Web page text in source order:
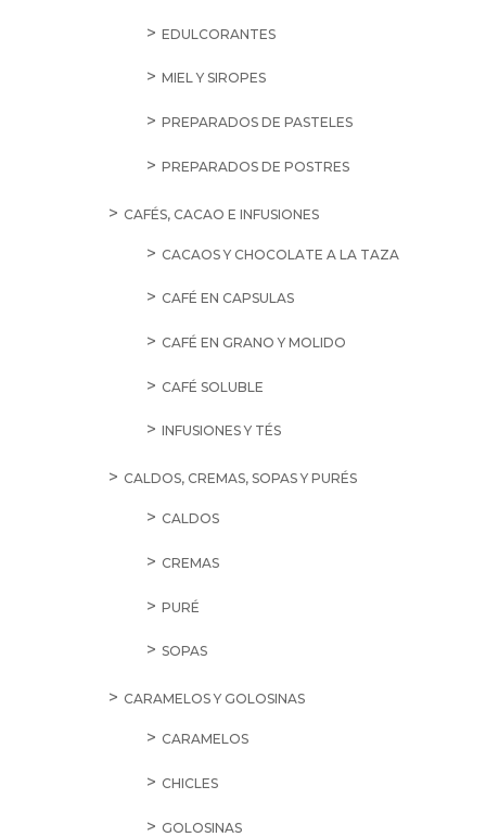
EDULCORANTES
MIEL Y SIROPES
PREPARADOS DE PASTELES
PREPARADOS DE POSTRES
CAFÉS, CACAO E INFUSIONES
CACAOS Y CHOCOLATE A LA TAZA
CAFÉ EN CAPSULAS
CAFÉ EN GRANO Y MOLIDO
CAFÉ SOLUBLE
INFUSIONES Y TÉS
CALDOS, CREMAS, SOPAS Y PURÉS
CALDOS
CREMAS
PURÉ
SOPAS
CARAMELOS Y GOLOSINAS
CARAMELOS
CHICLES
GOLOSINAS